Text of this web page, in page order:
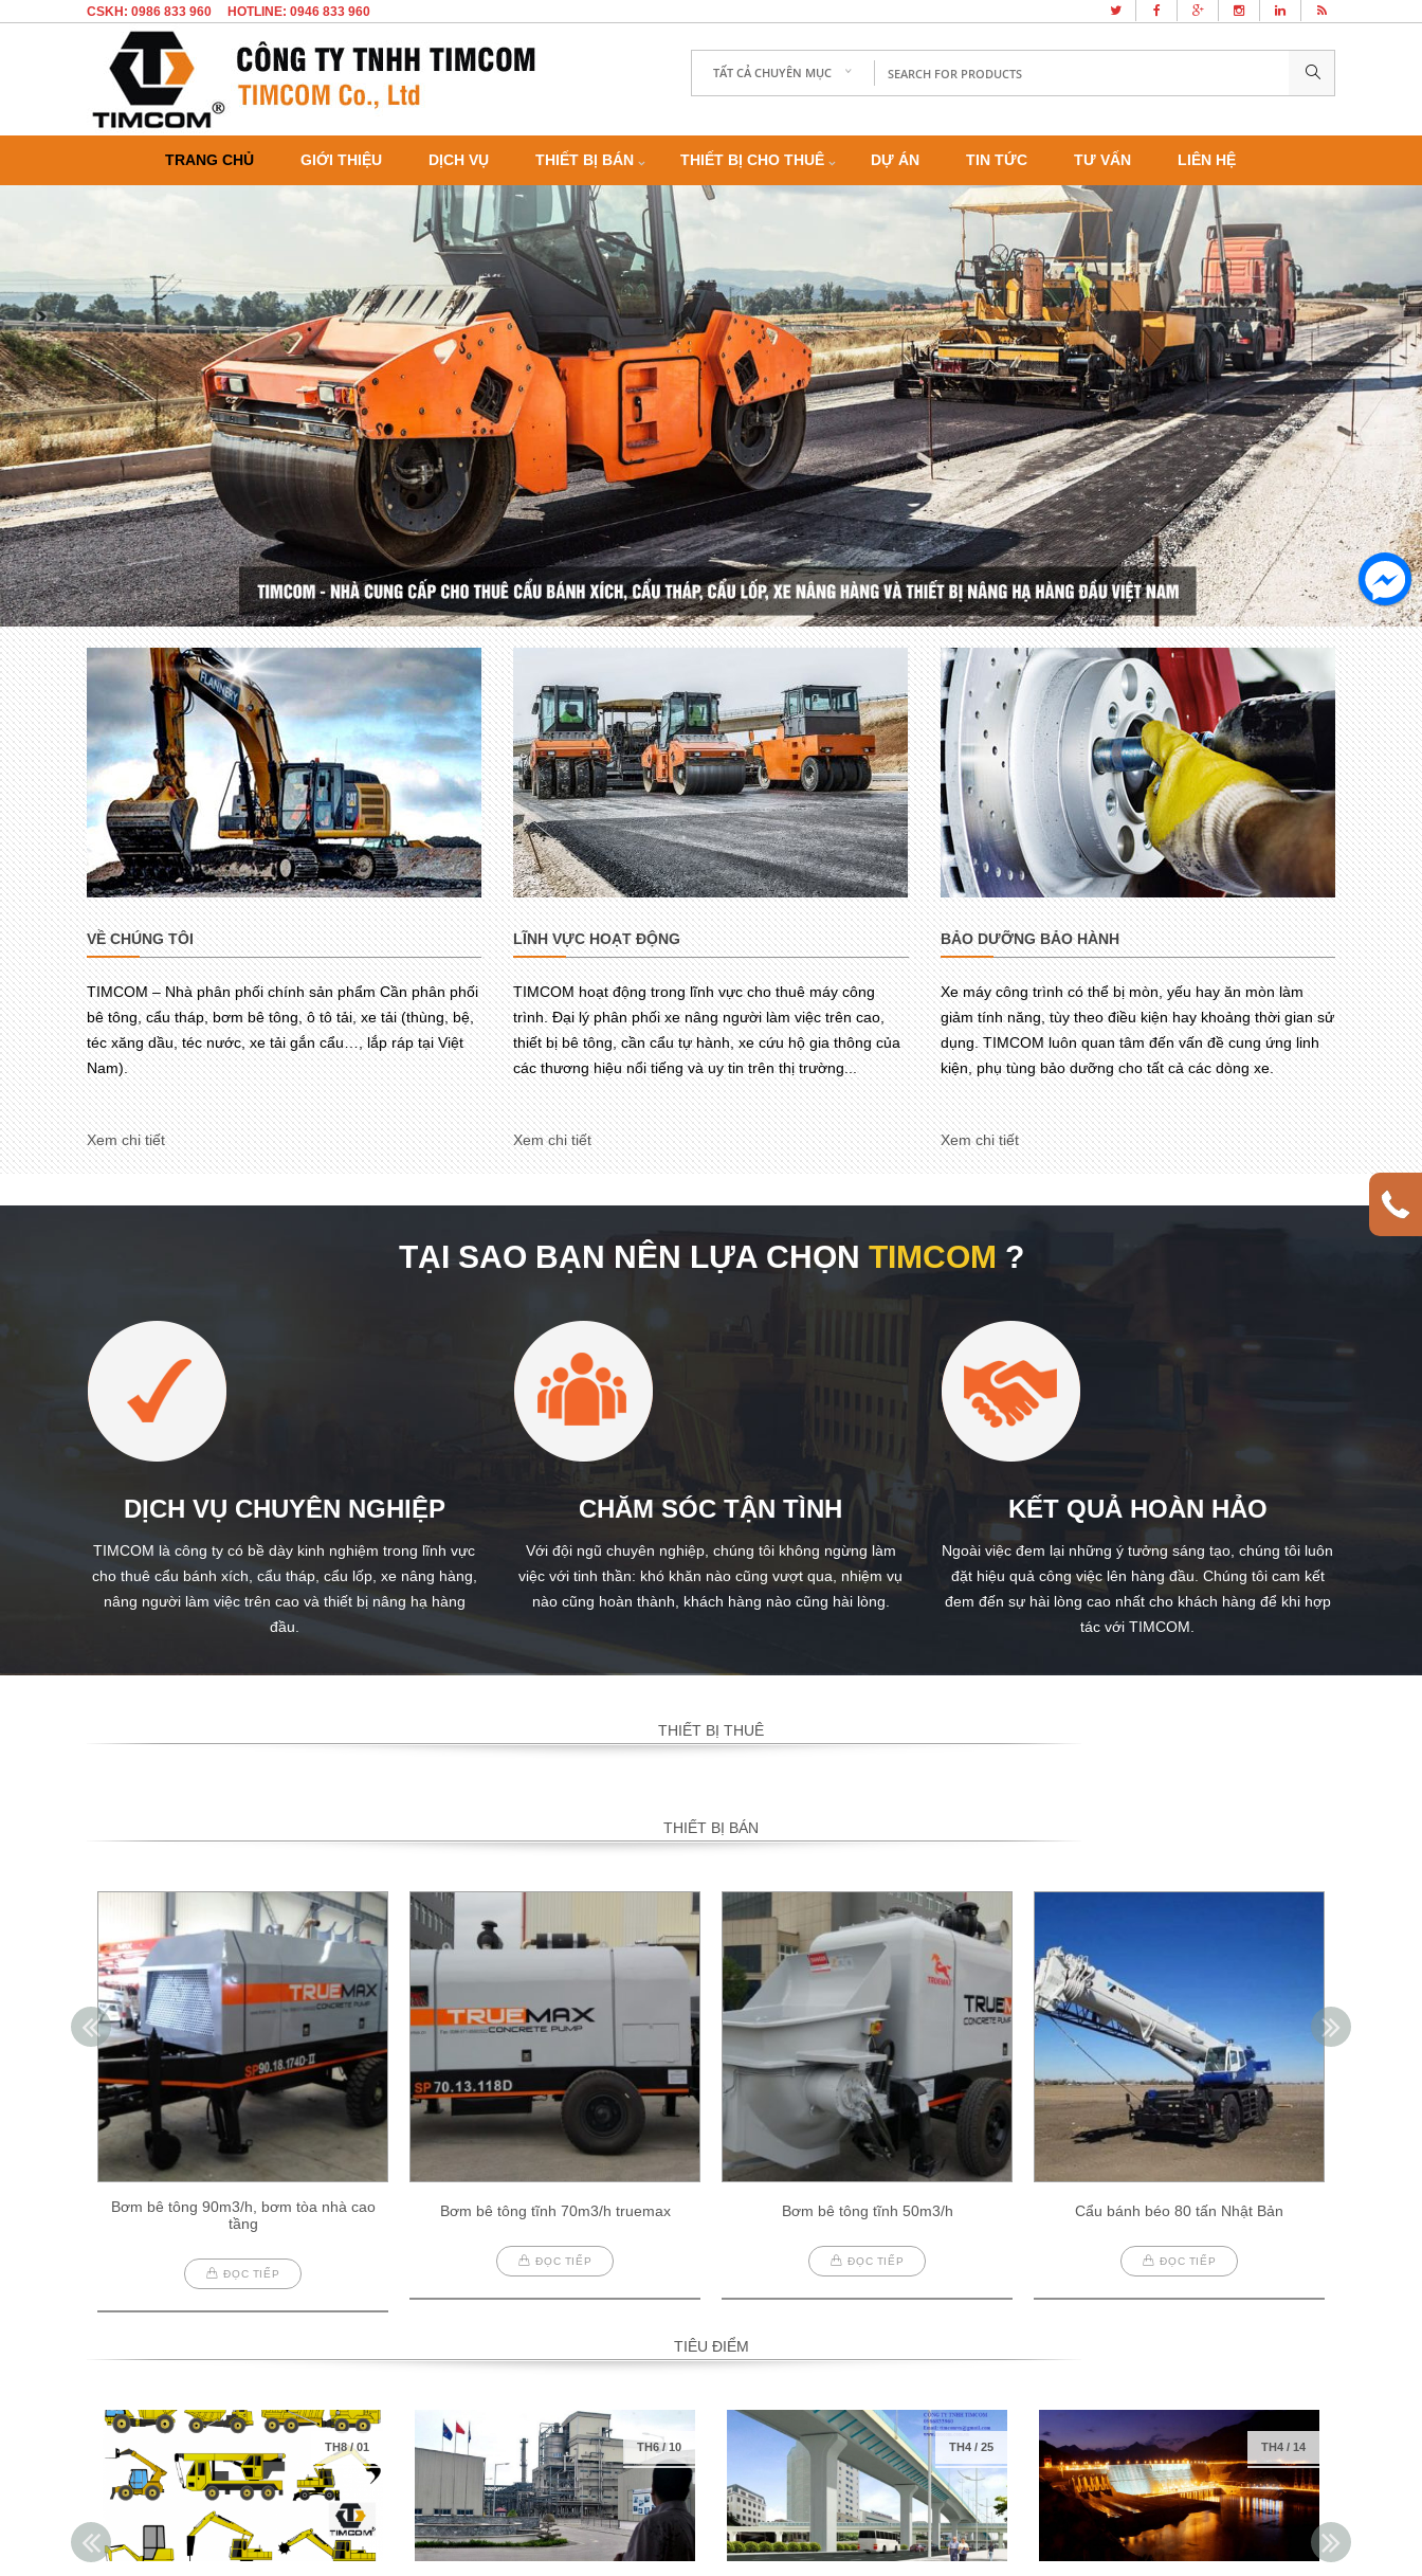
CSKH: 0986 833 960 HOTLINE: 0946 833 960
TẤT CẢ CHUYÊN MỤC
TRANG CHỦ GIỚI THIỆU DỊCH VỤ THIẾT BỊ BÁN THIẾT BỊ CHO THUÊ DỰ ÁN TIN TỨC TƯ VẤN LIÊN HỆ
VỀ CHÚNG TÔI
TIMCOM – Nhà phân phối chính sản phẩm Cần phân phối
bê tông, cẩu tháp, bơm bê tông, ô tô tải, xe tải (thùng, bệ,
téc xăng dầu, téc nước, xe tải gắn cẩu…, lắp ráp tại Việt
Nam).
Xem chi tiết
LĨNH VỰC HOẠT ĐỘNG
TIMCOM hoạt động trong lĩnh vực cho thuê máy công
trình. Đại lý phân phối xe nâng người làm việc trên cao,
thiết bị bê tông, cần cẩu tự hành, xe cứu hộ gia thông của
các thương hiệu nổi tiếng và uy tin trên thị trường...
Xem chi tiết
BẢO DƯỠNG BẢO HÀNH
Xe máy công trình có thể bị mòn, yếu hay ăn mòn làm
giảm tính năng, tùy theo điều kiện hay khoảng thời gian sử
dụng. TIMCOM luôn quan tâm đến vấn đề cung ứng linh
kiện, phụ tùng bảo dưỡng cho tất cả các dòng xe.
Xem chi tiết
TẠI SAO BẠN NÊN LỰA CHỌN TIMCOM ?
DỊCH VỤ CHUYÊN NGHIỆP
TIMCOM là công ty có bề dày kinh nghiệm trong lĩnh vực
cho thuê cẩu bánh xích, cẩu tháp, cẩu lốp, xe nâng hàng,
nâng người làm việc trên cao và thiết bị nâng hạ hàng
đầu.
CHĂM SÓC TẬN TÌNH
Với đội ngũ chuyên nghiệp, chúng tôi không ngừng làm
việc với tinh thần: khó khăn nào cũng vượt qua, nhiệm vụ
nào cũng hoàn thành, khách hàng nào cũng hài lòng.
KẾT QUẢ HOÀN HẢO
Ngoài việc đem lại những ý tưởng sáng tạo, chúng tôi luôn
đặt hiệu quả công việc lên hàng đầu. Chúng tôi cam kết
đem đến sự hài lòng cao nhất cho khách hàng để khi hợp
tác với TIMCOM.
THIẾT BỊ THUÊ
THIẾT BỊ BÁN
Bơm bê tông 90m3/h, bơm tòa nhà cao
tầng
ĐỌC TIẾP
Bơm bê tông tĩnh 70m3/h truemax
ĐỌC TIẾP
Bơm bê tông tĩnh 50m3/h
ĐỌC TIẾP
Cẩu bánh béo 80 tấn Nhật Bản
ĐỌC TIẾP
TIÊU ĐIỂM
TH8/01 TH6/10 TH4 / 25 TH4 / 14